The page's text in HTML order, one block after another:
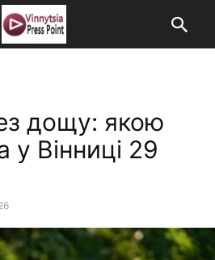
дощу: якою
у Вінниці 29